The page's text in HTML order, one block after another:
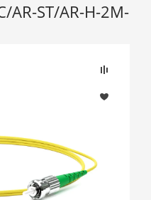
AR-ST/AR-H-2M-